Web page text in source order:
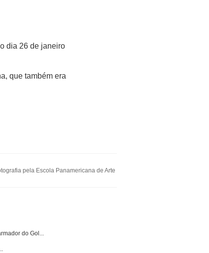
dia 26 de janeiro
que também era
pela Escola Panamericana de Arte
do Gol...